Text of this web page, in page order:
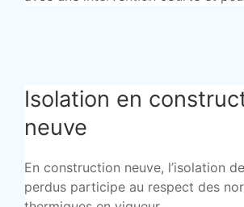
Isolation en
neuve
En construction neuve, l’isolation
perdus participe au respect des